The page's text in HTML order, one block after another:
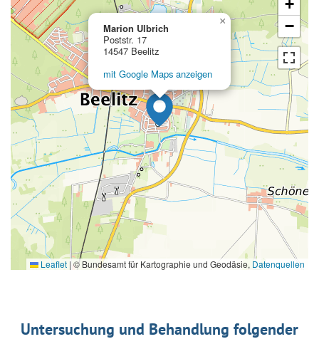
Marion Ulbrich
Poststr. 17
14547 Beelitz
mit Google Maps anzeigen
×
+
−
Leaflet | © Bundesamt für Kartographie und Geodäsie, Datenquellen
Untersuchung und Behandlung folgender